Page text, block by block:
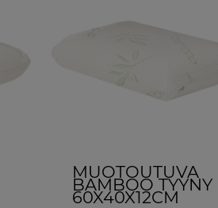
MUOTOUTUVA
BAMBOO TYYNY
60X40X12CM